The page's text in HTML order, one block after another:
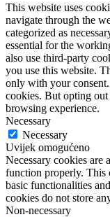
This website uses
navigate through the
categorized as
essential for the
also use third-party
you use this website.
only with your
cookies. But opting
browsing experience.
Necessary
Necessary
Uvijek omogućeno
Necessary cookies are
function properly. This
basic functionalities
cookies do not store
Non-necessary